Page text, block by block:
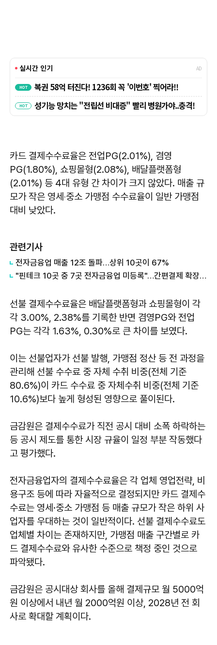
카드 결제수수료율은 전업PG(2.01%), 겸영
PG(1.80%), 쇼핑몰형(2.08%), 배달플랫폼형
(2.01%) 등 4대 유형 간 차이가 크지 않았다. 매출 규
모가 작은 영세‧중소 가맹점 수수료율이 일반 가맹점
대비 낮았다.
관련기사
전자금융업 매출 12조 돌파…상위 10곳이 67%
"핀테크 10곳 중 7곳 전자금융업 미등록"…간편결제 확장 속 'PG 사각지대' 여전
선불 결제수수료율은 배달플랫폼형과 쇼핑몰형이 각
각 3.00%, 2.38%를 기록한 반면 겸영PG와 전업
PG는 각각 1.63%, 0.30%로 큰 차이를 보였다.
이는 선불업자가 선불 발행, 가맹점 정산 등 전 과정을
관리해 선불 수수료 중 자체 수취 비중(전체 기준
80.6%)이 카드 수수료 중 자체수취 비중(전체 기준
10.6%)보다 높게 형성된 영향으로 풀이된다.
금감원은 결제수수료가 직전 공시 대비 소폭 하락하는
등 공시 제도를 통한 시장 규율이 일정 부분 작동했다
고 평가했다.
전자금융업자의 결제수수료율은 각 업체 영업전략, 비
용구조 등에 따라 자율적으로 결정되지만 카드 결제수
수료는 영세·중소 가맹점 등 매출 규모가 작은 하위 사
업자를 우대하는 것이 일반적이다. 선불 결제수수료도
업체별 차이는 존재하지만, 가맹점 매출 구간별로 카
드 결제수수료와 유사한 수준으로 책정 중인 것으로
파악됐다.
금감원은 공시대상 회사를 올해 결제규모 월 5000억
원 이상에서 내년 월 2000억원 이상, 2028년 전 회
사로 확대할 계획이다.